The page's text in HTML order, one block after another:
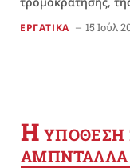
ΕΡΓΑΤΙΚΑ 15 Ιούλ
Η YΠΟΘΕΣΗ
ΑΜΠΝΤΑΛΛΑ